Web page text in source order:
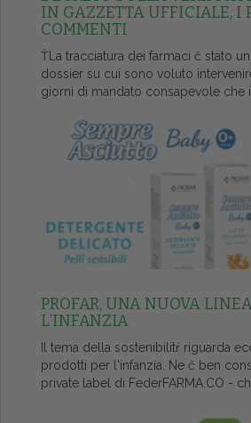
IN GAZZETTA UFFICIALE, I
COMMENTI
ŤLa tracciatura dei farmaci č stato
dossier su cui sono voluto
giorni di mandato consapevole che
PROFAR, UNA NUOVA
L’INFANZIA
Il tema della sostenibilitŕ riguarda
prodotti per l'infanzia. Ne č ben
private label di FederFARMA.CO -